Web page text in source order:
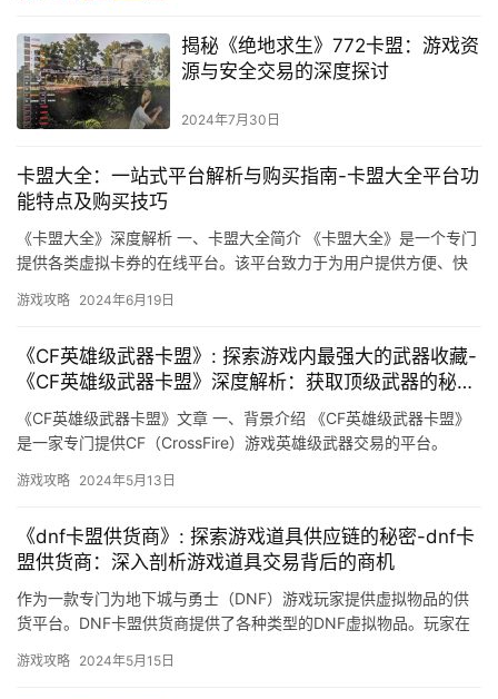
揭秘《绝地求生》772卡盟：游戏资
源与安全交易的深度探讨
2024年7月30日
卡盟大全：一站式平台解析与购买指南-卡盟大全平台功
能特点及购买技巧
《卡盟大全》深度解析 一、卡盟大全简介 《卡盟大全》是一个专门
提供各类虚拟卡券的在线平台。该平台致力于为用户提供方便、快
游戏攻略 2024年6月19日
《CF英雄级武器卡盟》: 探索游戏内最强大的武器收藏-
《CF英雄级武器卡盟》深度解析：获取顶级武器的秘密
之道
《CF英雄级武器卡盟》文章 一、背景介绍 《CF英雄级武器卡盟》
是一家专门提供CF（CrossFire）游戏英雄级武器交易的平台。
游戏攻略 2024年5月13日
《dnf卡盟供货商》: 探索游戏道具供应链的秘密-dnf卡
盟供货商：深入剖析游戏道具交易背后的商机
作为一款专门为地下城与勇士（DNF）游戏玩家提供虚拟物品的供
货平台。DNF卡盟供货商提供了各种类型的DNF虚拟物品。玩家在
游戏攻略 2024年5月15日